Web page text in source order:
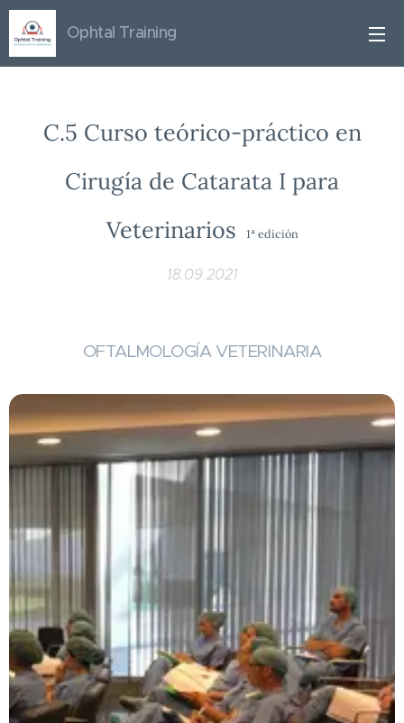
Ophtal Training
C.5 Curso teórico-práctico en
Cirugía de Catarata I para
Veterinarios
1ª edición
18.09.2021
OFTALMOLOGÍA VETERINARIA